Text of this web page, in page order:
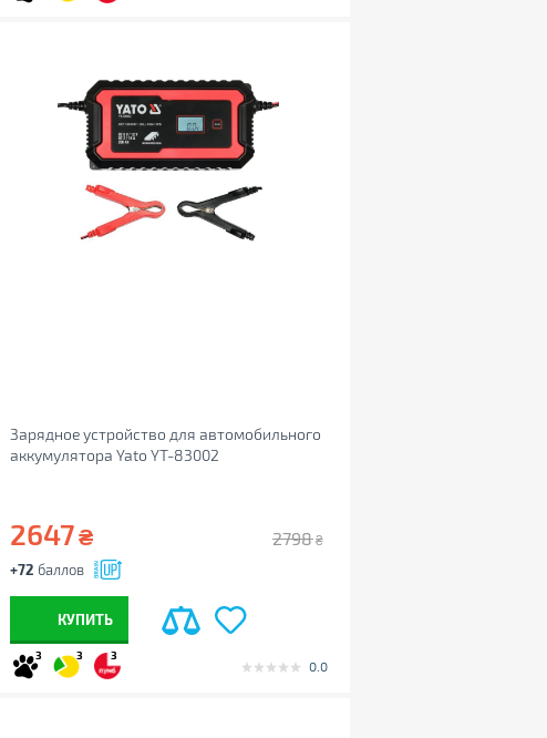
Зарядное устройство для автомобильного
аккумулятора Yato YT-83002
2647₴ 2798 ₴
+72 баллов
КУПИТЬ
3 3 3
0.0